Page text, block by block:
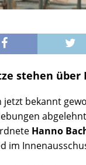
stehen
jetzt bekannt
Hanno
im